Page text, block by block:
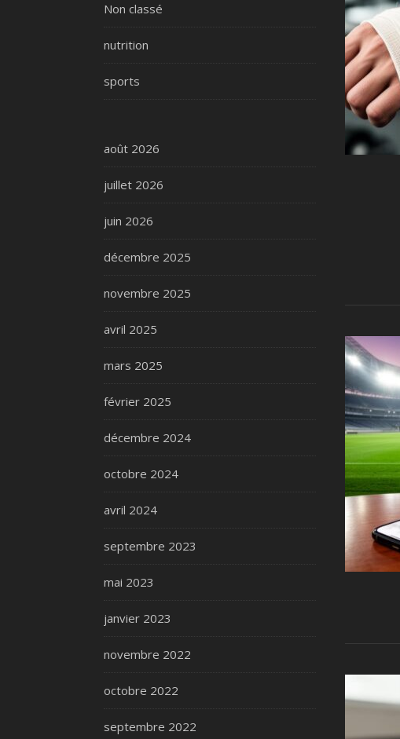
Non classé
nutrition
sports
août 2026
juillet 2026
juin 2026
décembre 2025
novembre 2025
avril 2025
mars 2025
février 2025
décembre 2024
octobre 2024
avril 2024
septembre 2023
mai 2023
janvier 2023
novembre 2022
octobre 2022
septembre 2022